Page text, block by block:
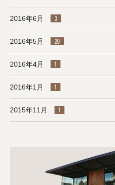
2016年6月 3
2016年5月 20
2016年4月 1
2016年1月 1
2015年11月 1